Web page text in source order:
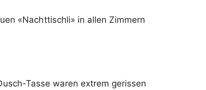
«Nachttischli» in allen Zimmern
Tasse waren extrem gerissen